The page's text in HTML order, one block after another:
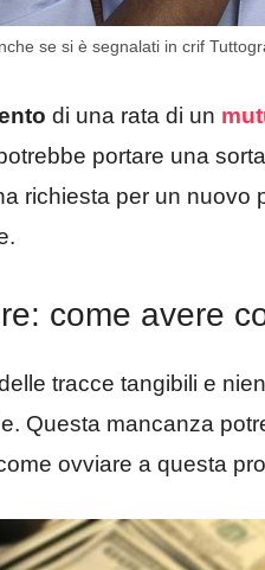
se si è segnalati in crif
di una rata di un
portare una
richiesta per un nuovo
come avere
tracce tangibili e
Questa mancanza
ovviare a questa